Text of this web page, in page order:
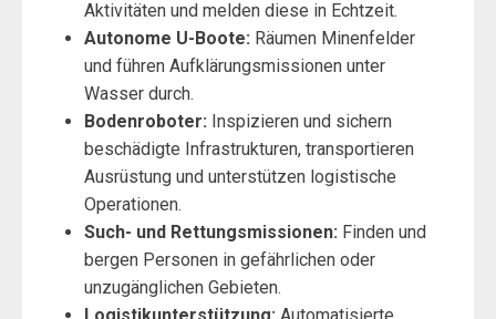
Aktivitäten und melden diese in Echtzeit.
Autonome U-Boote: Räumen Minenfelder
und führen Aufklärungsmissionen unter
Wasser durch.
Bodenroboter: Inspizieren und sichern
beschädigte Infrastrukturen, transportieren
Ausrüstung und unterstützen logistische
Operationen.
Such- und Rettungsmissionen: Finden und
bergen Personen in gefährlichen oder
unzugänglichen Gebieten.